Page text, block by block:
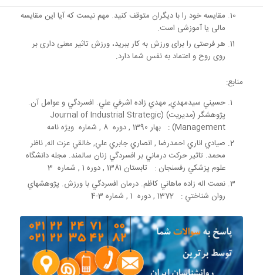
مقایسه خود را با دیگران متوقف کنید. مهم نیست که آیا این مقایسه
مالی یا آموزشی است.
هر فرصتی را برای ورزش به کار ببرید، ورزش تاثیر معنی داری بر
روی روح و اعتماد به نفس شما دارد.
منابع:
حسيني سيدمهدي, مهدي زاده اشرفي علي. افسردگي و عوامل آن.
پژوهشگر (مديريت) (Journal of Industrial Strategic
Management) : بهار 1390 , دوره 8 , شماره ويژه نامه
صيادي اناري احمدرضا , انصاري جابري علي, خالقي عزت اله, ناظر
محمد. تاثير حركت درماني بر افسردگي زنان سالمند. مجله دانشگاه
علوم پزشکي رفسنجان : تابستان 1381 , دوره 1 , شماره 3
نعمت اله زاده ماهاني كاظم. درمان افسردگي با ورزش. پژوهشهاي
روان شناختي : 1372 , دوره 1 , شماره 3-4